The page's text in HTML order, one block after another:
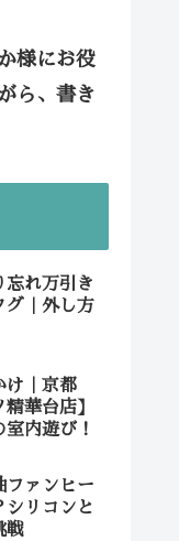
様にお役
ら、書き
忘れ万引き
グ｜外し方
け｜京都
精華台店】
内遊び！
ファンヒー
シリコンと
戦